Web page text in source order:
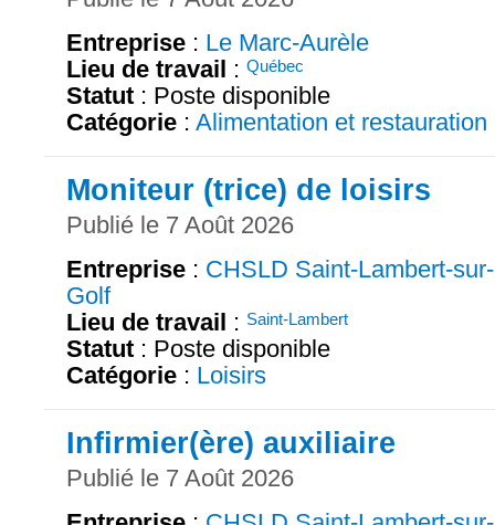
Entreprise : Le Marc-Aurèle
Lieu de travail : Québec
Statut : Poste disponible
Catégorie : Alimentation et restauration
Moniteur (trice) de loisirs
Publié le 7 Août 2026
Entreprise : CHSLD Saint-Lambert-
Golf
Lieu de travail : Saint-Lambert
Statut : Poste disponible
Catégorie : Loisirs
Infirmier(ère) auxiliaire
Publié le 7 Août 2026